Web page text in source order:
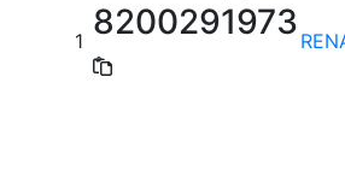
1 8200291973